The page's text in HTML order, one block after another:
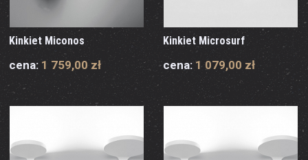
Kinkiet Miconos
cena: 1 759,00 zł
Kinkiet Microsurf
cena: 1 079,00 zł